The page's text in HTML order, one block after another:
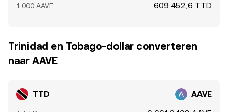
1.000 AAVE 609.452,6 TTD
Trinidad en Tobago-dollar converteren
naar AAVE
TTD AAVE